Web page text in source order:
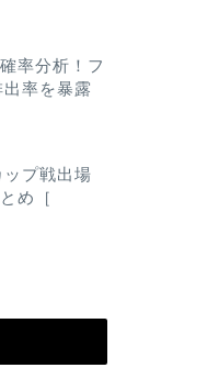
率分析！フ
率を暴露
プ戦出場
め［